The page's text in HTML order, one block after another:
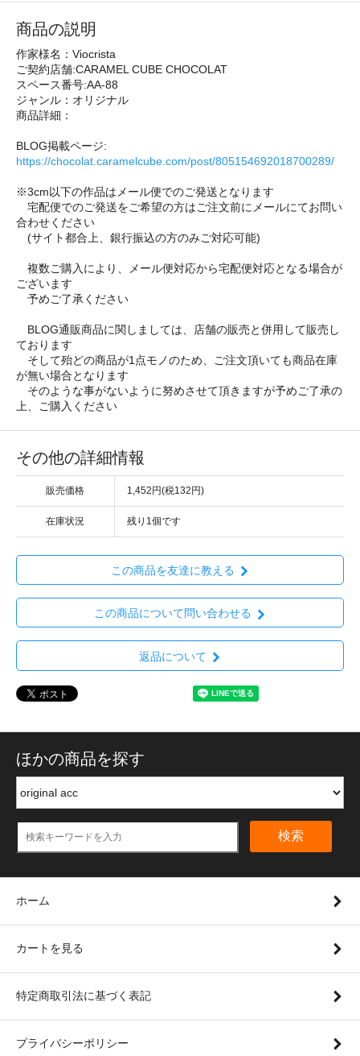
商品の説明
作家様名：Viocrista
ご契約店舗:CARAMEL CUBE CHOCOLAT
スペース番号:AA-88
ジャンル：オリジナル
商品詳細：
BLOG掲載ページ:
https://chocolat.caramelcube.com/post/805154692018700289/
※3cm以下の作品はメール便でのご発送となります
宅配便でのご発送をご希望の方はご注文前にメールにてお問い
合わせください
(サイト都合上、銀行振込の方のみご対応可能)
複数ご購入により、メール便対応から宅配便対応となる場合が
ございます
予めご了承ください
BLOG通販商品に関しましては、店舗の販売と併用して販売し
ております
そして殆どの商品が1点モノのため、ご注文頂いても商品在庫
が無い場合となります
そのような事がないように努めさせて頂きますが予めご了承の
上、ご購入ください
その他の詳細情報
販売価格 1,452円(税132円)
在庫状況 残り1個です
この商品を友達に教える
この商品について問い合わせる
返品について
ほかの商品を探す
検索
ホーム
カートを見る
特定商取引法に基づく表記
プライバシーポリシー